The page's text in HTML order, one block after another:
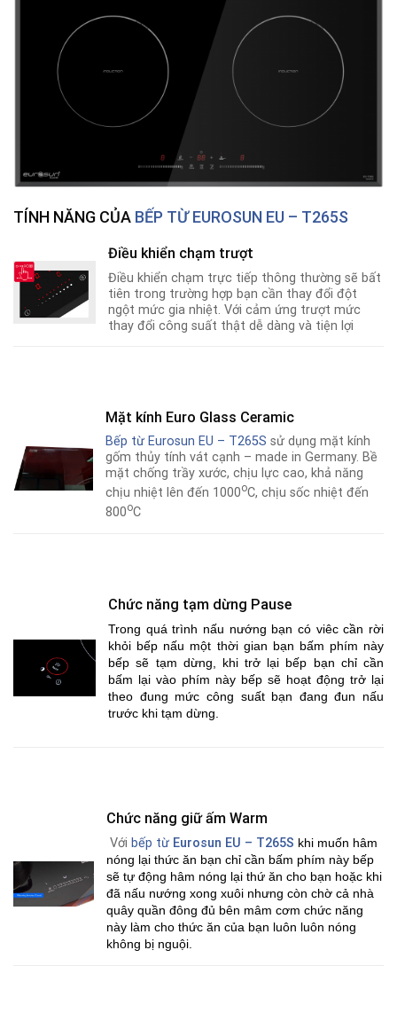
TÍNH NĂNG CỦA BẾP TỪ EUROSUN EU – T265S
Điều khiển chạm trượt
Điều khiển chạm trực tiếp thông thường sẽ bất
tiên trong trường hợp bạn cần thay đổi đột
ngột mức gia nhiệt. Với cảm ứng trượt mức
thay đổi công suất thật dễ dàng và tiện lợi
Mặt kính Euro Glass Ceramic
Bếp từ Eurosun EU – T265S sử dụng mặt kính
gốm thủy tính vát cạnh – made in Germany. Bề
mặt chống trầy xước, chịu lực cao, khả năng
chịu nhiệt lên đến 1000oC, chịu sốc nhiệt đến
800oC
Chức năng tạm dừng Pause
Trong quá trình nấu nướng bạn có viêc cần rời
khỏi bếp nấu một thời gian bạn bấm phím này
bếp sẽ tạm dừng, khi trở lại bếp bạn chỉ cần
bấm lại vào phím này bếp sẽ hoạt động trở lại
theo đung mức công suất bạn đang đun nấu
trước khi tạm dừng.
Chức năng giữ ấm Warm
Với bếp từ Eurosun EU – T265S khi muốn hâm
nóng lại thức ăn bạn chỉ cần bấm phím này bếp
sẽ tự động hâm nóng lại thứ ăn cho bạn hoặc khi
đã nấu nướng xong xuôi nhưng còn chờ cả nhà
quây quần đông đủ bên mâm cơm chức năng
này làm cho thức ăn của bạn luôn luôn nóng
không bị nguội.